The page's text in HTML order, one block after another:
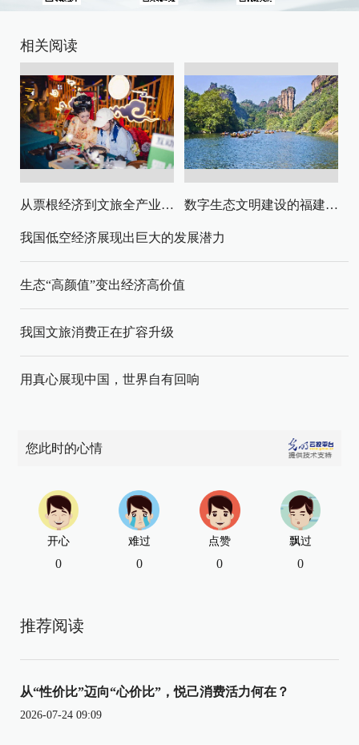
相关阅读
从票根经济到文旅全产业链升级 数字生态文明建设的福建路径与启示
我国低空经济展现出巨大的发展潜力
生态“高颜值”变出经济高价值
我国文旅消费正在扩容升级
用真心展现中国，世界自有回响
您此时的心情
开心
0
难过
0
点赞
0
飘过
0
推荐阅读
从“性价比”迈向“心价比”，悦己消费活力何在？
2026-07-24 09:09